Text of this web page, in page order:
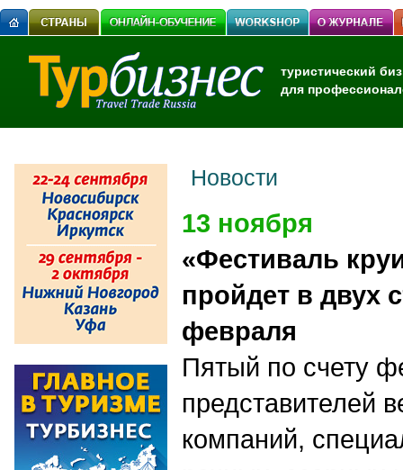
туристический
для
Новости
13 ноября
«Фестиваль
пройдет в двух
февраля
Пятый по счету
представителей
компаний,